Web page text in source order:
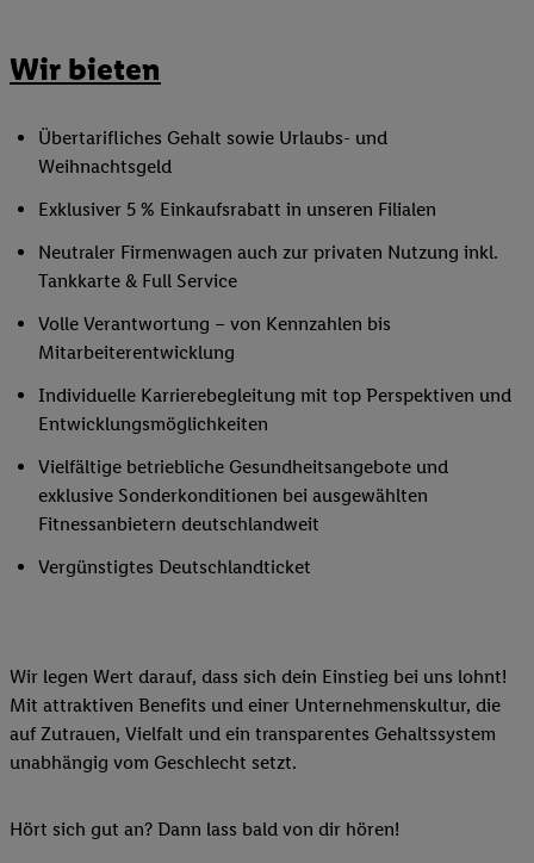
Wir bieten
Übertarifliches Gehalt sowie Urlaubs- und
Weihnachtsgeld
Exklusiver 5 % Einkaufsrabatt in unseren Filialen
Neutraler Firmenwagen auch zur privaten Nutzung inkl.
Tankkarte & Full Service
Volle Verantwortung – von Kennzahlen bis
Mitarbeiterentwicklung
Individuelle Karrierebegleitung mit top Perspektiven und
Entwicklungsmöglichkeiten
Vielfältige betriebliche Gesundheitsangebote und
exklusive Sonderkonditionen bei ausgewählten
Fitnessanbietern deutschlandweit
Vergünstigtes Deutschlandticket
Wir legen Wert darauf, dass sich dein Einstieg bei uns lohnt!
Mit attraktiven Benefits und einer Unternehmenskultur, die
auf Zutrauen, Vielfalt und ein transparentes Gehaltssystem
unabhängig vom Geschlecht setzt.
Hört sich gut an? Dann lass bald von dir hören!